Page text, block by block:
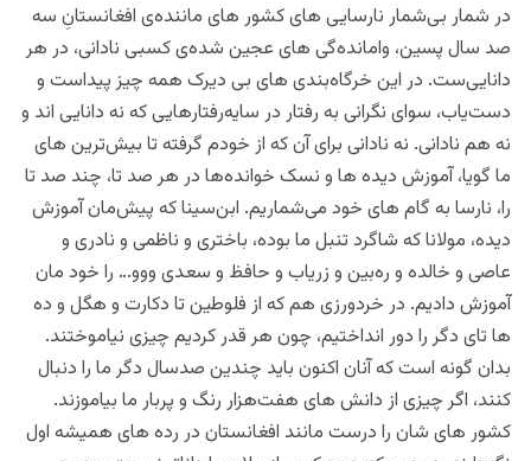
در شمار بی‌شمار نارسایی های کشور های ماننده‌ی افغانستانِ سه
صد سال پسین، وامانده‌گی های عجین شده‌ی کسبی نادانی،‌ در هر
دانایی‌ست. در این خرگاه‌بندی های بی دیرک همه چیز پیداست و
دست‌یاب، سوای نگرانی به رفتار در سايه‌رفتارهایی که نه دانایی اند و
نه هم نادانی. نه نادانی برای آن‌ که از خودم گرفته تا بیش‌ترین های
ما گویا، آموزش دیده ها و نسک خوانده‌ها در هر صد تا،‌ چند صد تا
را، نارسا به گام های خود می‌شماریم.‌ ابن‌سینا که پیش‌مان آموزش
دیده،‌ مولانا که شاگرد تنبل ما بوده،‌ باختری و ناظمی و ‌نادری و
عاصی و‌ خالده و ره‌بین و زریاب و حافظ و سعدی ووو… را خود مان
آموزش دادیم. در خردورزی هم که از فلوطین تا دکارت و هگل و ده
ها تای دگر را دور انداختیم،‌ چون هر قدر کردیم چیزی نیاموختند.
بدان گونه‌ است که آنان اکنون باید چندین صدسال دگر ما را دنبال
کنند،‌ اگر چیزی از دانش های هفت‌هزار رنگ ‌و پربار ما بیاموزند.‌
کشور های شان را درست مانند افغانستان در رده های همیشه اول